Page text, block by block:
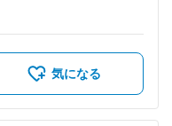
クションプランの検討や推進
・経営計画（中長期や単
業新設や組織再編時にお
す。 ・経営陣への定期報告
含めた表記です。
気になる